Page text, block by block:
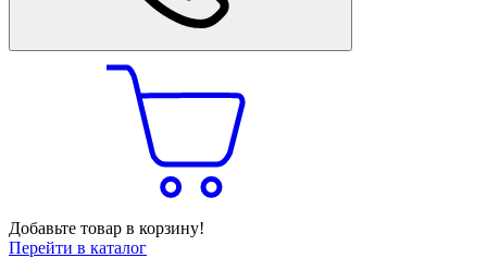
Добавьте товар в корзину!
Перейти в каталог